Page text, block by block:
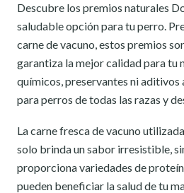
Descubre los premios naturales
saludable opción para tu perro.
carne de vacuno, estos premios
garantiza la mejor calidad para tu
químicos, preservantes ni aditivos
para perros de todas las razas y
La carne fresca de vacuno
solo brinda un sabor irresistible,
proporciona variedades de
pueden beneficiar la salud de tu